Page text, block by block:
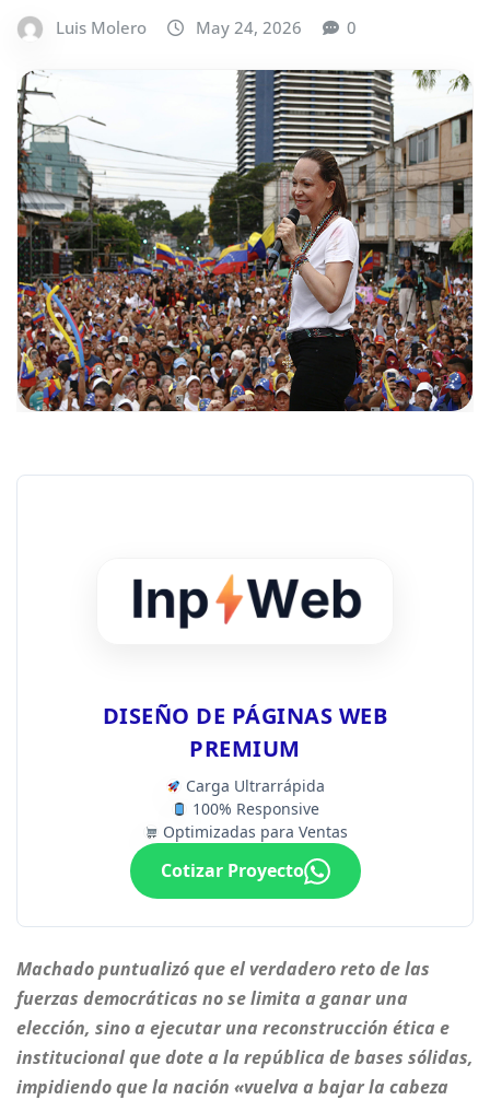
Luis Molero May 24, 2026 0
DISEÑO DE PÁGINAS WEB
PREMIUM
Carga Ultrarrápida
100% Responsive
Optimizadas para Ventas
Cotizar Proyecto
Machado puntualizó que el verdadero reto de las
fuerzas democráticas no se limita a ganar una
elección, sino a ejecutar una reconstrucción ética e
institucional que dote a la república de bases sólidas,
impidiendo que la nación «vuelva a bajar la cabeza